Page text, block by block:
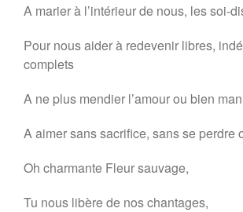
A marier à l’intérieur de nous, les soi-
Pour nous aider à redevenir libres,
complets
A ne plus mendier l’amour ou bien
A aimer sans sacrifice, sans se perdre
Oh charmante Fleur sauvage,
Tu nous libère de nos chantages,